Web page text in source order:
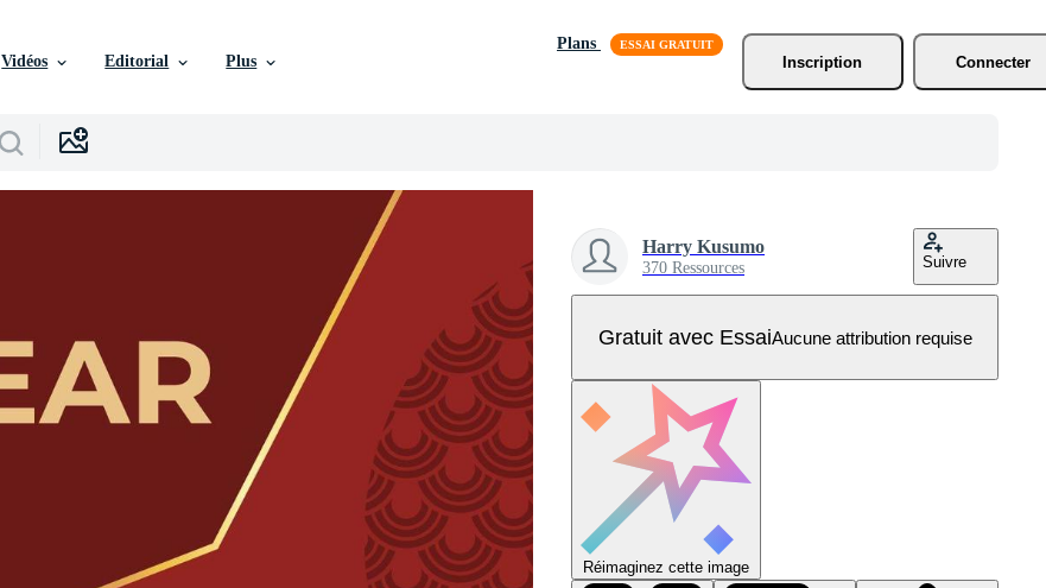
Vidéos Editorial Plus
Plans
Inscription
Connecter
Harry Kusumo
370 Ressources Suivre
Gratuit avec EssaiAucune attribution requise
Réimaginez cette image